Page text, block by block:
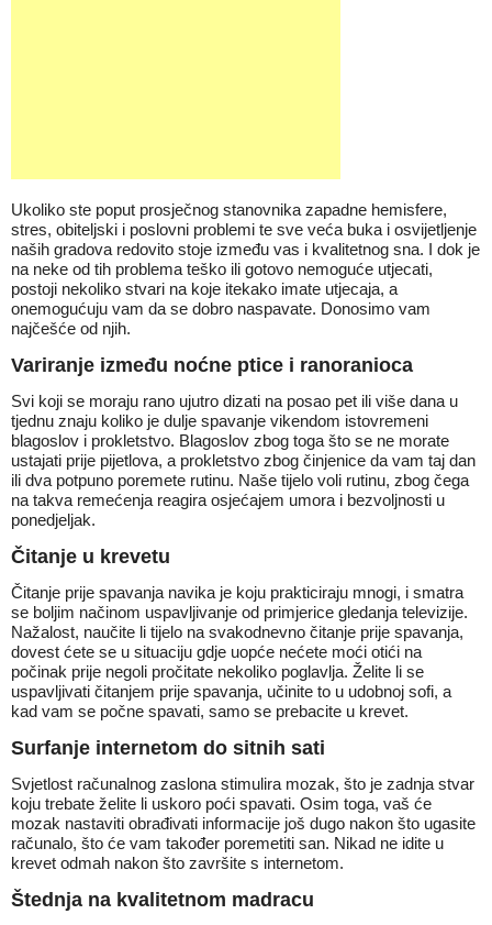
Ukoliko ste poput prosječnog stanovnika zapadne hemisfere,
stres, obiteljski i poslovni problemi te sve veća buka i osvijetljenje
naših gradova redovito stoje između vas i kvalitetnog sna. I dok je
na neke od tih problema teško ili gotovo nemoguće utjecati,
postoji nekoliko stvari na koje itekako imate utjecaja, a
onemogućuju vam da se dobro naspavate. Donosimo vam
najčešće od njih.
Variranje između noćne ptice i ranoranioca
Svi koji se moraju rano ujutro dizati na posao pet ili više dana u
tjednu znaju koliko je dulje spavanje vikendom istovremeni
blagoslov i prokletstvo. Blagoslov zbog toga što se ne morate
ustajati prije pijetlova, a prokletstvo zbog činjenice da vam taj dan
ili dva potpuno poremete rutinu. Naše tijelo voli rutinu, zbog čega
na takva remećenja reagira osjećajem umora i bezvoljnosti u
ponedjeljak.
Čitanje u krevetu
Čitanje prije spavanja navika je koju prakticiraju mnogi, i smatra
se boljim načinom uspavljivanje od primjerice gledanja televizije.
Nažalost, naučite li tijelo na svakodnevno čitanje prije spavanja,
dovest ćete se u situaciju gdje uopće nećete moći otići na
počinak prije negoli pročitate nekoliko poglavlja. Želite li se
uspavljivati čitanjem prije spavanja, učinite to u udobnoj sofi, a
kad vam se počne spavati, samo se prebacite u krevet.
Surfanje internetom do sitnih sati
Svjetlost računalnog zaslona stimulira mozak, što je zadnja stvar
koju trebate želite li uskoro poći spavati. Osim toga, vaš će
mozak nastaviti obrađivati informacije još dugo nakon što ugasite
računalo, što će vam također poremetiti san. Nikad ne idite u
krevet odmah nakon što završite s internetom.
Štednja na kvalitetnom madracu